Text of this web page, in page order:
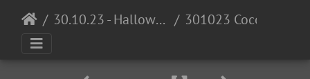
30.10.23 - Halloween Invasion @ Cocomo